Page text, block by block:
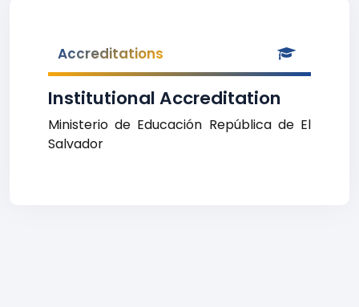
Accreditations
Institutional Accreditation
Ministerio de Educación República de El
Salvador